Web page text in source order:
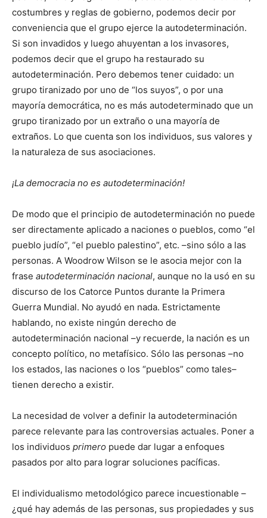
costumbres y reglas de gobierno, podemos decir por
conveniencia que el grupo ejerce la autodeterminación.
Si son invadidos y luego ahuyentan a los invasores,
podemos decir que el grupo ha restaurado su
autodeterminación. Pero debemos tener cuidado: un
grupo tiranizado por uno de “los suyos”, o por una
mayoría democrática, no es más autodeterminado que un
grupo tiranizado por un extraño o una mayoría de
extraños. Lo que cuenta son los individuos, sus valores y
la naturaleza de sus asociaciones.
¡La democracia no es autodeterminación!
De modo que el principio de autodeterminación no puede
ser directamente aplicado a naciones o pueblos, como “el
pueblo judío”, “el pueblo palestino”, etc. –sino sólo a las
personas. A Woodrow Wilson se le asocia mejor con la
frase autodeterminación nacional, aunque no la usó en su
discurso de los Catorce Puntos durante la Primera
Guerra Mundial. No ayudó en nada. Estrictamente
hablando, no existe ningún derecho de
autodeterminación nacional –y recuerde, la nación es un
concepto político, no metafísico. Sólo las personas –no
los estados, las naciones o los “pueblos” como tales–
tienen derecho a existir.
La necesidad de volver a definir la autodeterminación
parece relevante para las controversias actuales. Poner a
los individuos primero puede dar lugar a enfoques
pasados por alto para lograr soluciones pacíficas.
El individualismo metodológico parece incuestionable –
¿qué hay además de las personas, sus propiedades y sus